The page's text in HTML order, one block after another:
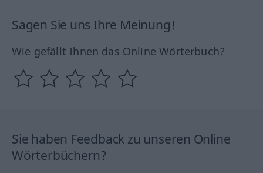
Sagen Sie uns Ihre Meinung!
Wie gefällt Ihnen das Online Wörterbuch?
Sie haben Feedback zu unseren Online
Wörterbüchern?